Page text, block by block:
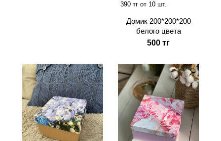
390 тг от 10 шт.
Домик 200*200*200
белого цвета
500 тг